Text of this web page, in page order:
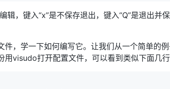
辑，键入“x”是不保存退出，键入“Q”是退出
件，学一下如何编写它。让我们从一个简单的
visudo打开配置文件，可以看到类似下面几行